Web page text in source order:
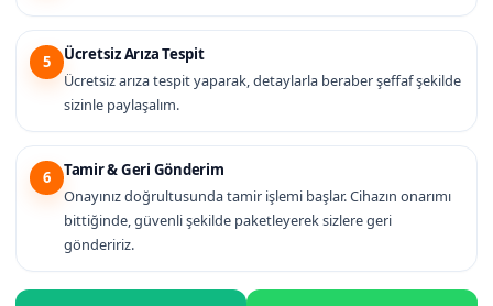
5
Ücretsiz Arıza Tespit
Ücretsiz arıza tespit yaparak, detaylarla beraber şeffaf şekilde
sizinle paylaşalım.
6
Tamir & Geri Gönderim
Onayınız doğrultusunda tamir işlemi başlar. Cihazın onarımı
bittiğinde, güvenli şekilde paketleyerek sizlere geri
göndeririz.